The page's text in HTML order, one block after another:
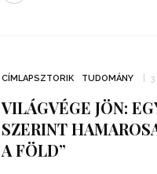
CÍMLAPSZTORIK TUDOMÁNY 3
VILÁGVÉGE JÖN:
SZERINT
A FÖLD”